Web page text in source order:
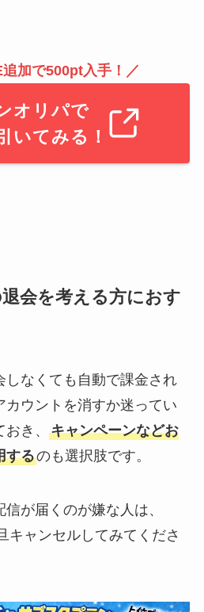
加で500pt入手！／
オリパで
いてみる！
会を考える方におす
しなくても自動で課金され
カウントを消すか迷ってい
き、
キャンペーンなどお
するのも選択肢です。
が届くのが嫌な人は、
キャンセルしてみてくださ